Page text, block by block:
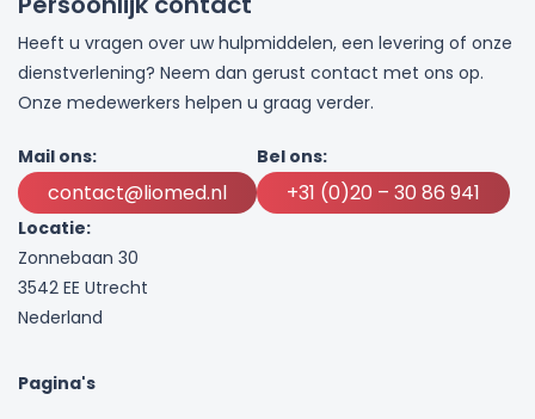
Heeft u vragen over uw hulpmiddelen, een levering of onze
dienstverlening? Neem dan gerust contact met ons op.
Onze medewerkers helpen u graag verder.
Mail ons:
contact@liomed.nl
Bel ons:
+31 (0)20 – 30 86 941
Locatie:
Zonnebaan 30
3542 EE Utrecht
Nederland
Pagina's